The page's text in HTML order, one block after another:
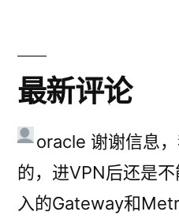
章
导
航
最新评论
oracle 谢谢信息
的，进VPN后还是
入的Gateway和